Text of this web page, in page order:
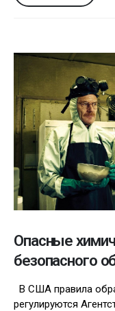
Опасные
безопасного
В США правила
регулируются